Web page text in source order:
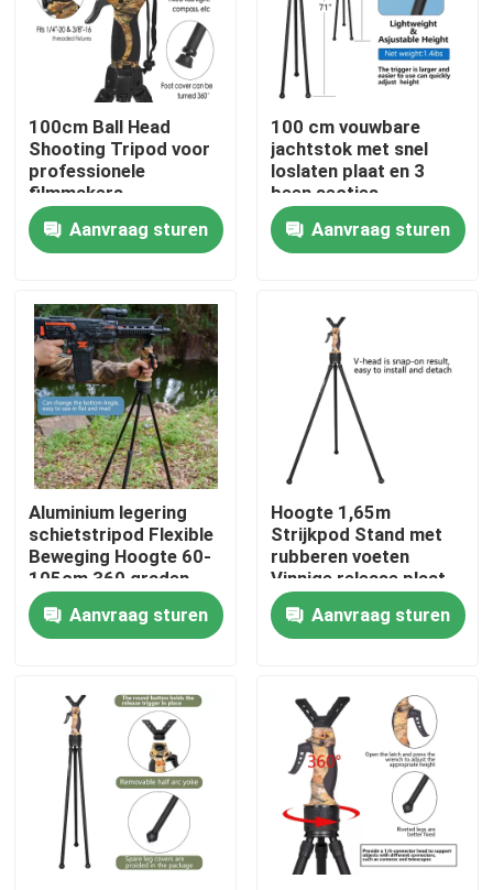
Thuis
Producten
Videos
VR-show
Over ons
Fabrieksreis
Contacteer ons
Vraag een offerte aan
100cm Ball Head
Shooting Tripod voor
professionele
filmmakers
Aanvraag sturen
100 cm vouwbare
jachtstok met snel
loslaten plaat en 3
been secties
Aanvraag sturen
Aluminium legering
schietstripod Flexible
Beweging Hoogte 60-
105cm 360 graden
Pan Range
Aanvraag sturen
Hoogte 1,65m
Strijkpod Stand met
rubberen voeten
Vinnige release plaat
Gevouwen lengte
100cmAanvraag sturen